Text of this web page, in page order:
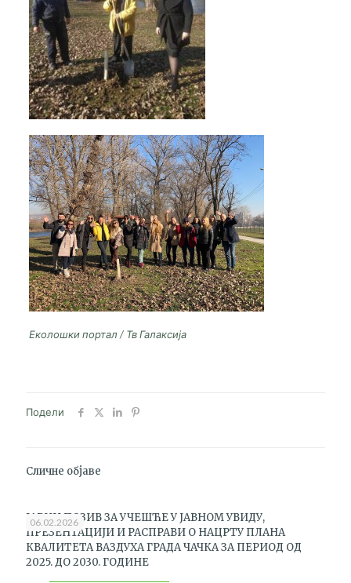
Еколошки портал / Тв Галаксија
Подели
Сличне објаве
06.02.2026
ЈАВНИ ПОЗИВ ЗА УЧЕШЋЕ У ЈАВНОМ УВИДУ,
ПРЕЗЕНТАЦИЈИ И РАСПРАВИ О НАЦРТУ ПЛАНА
КВАЛИТЕТА ВАЗДУХА ГРАДА ЧАЧКА ЗА ПЕРИОД ОД
2025. ДО 2030. ГОДИНЕ